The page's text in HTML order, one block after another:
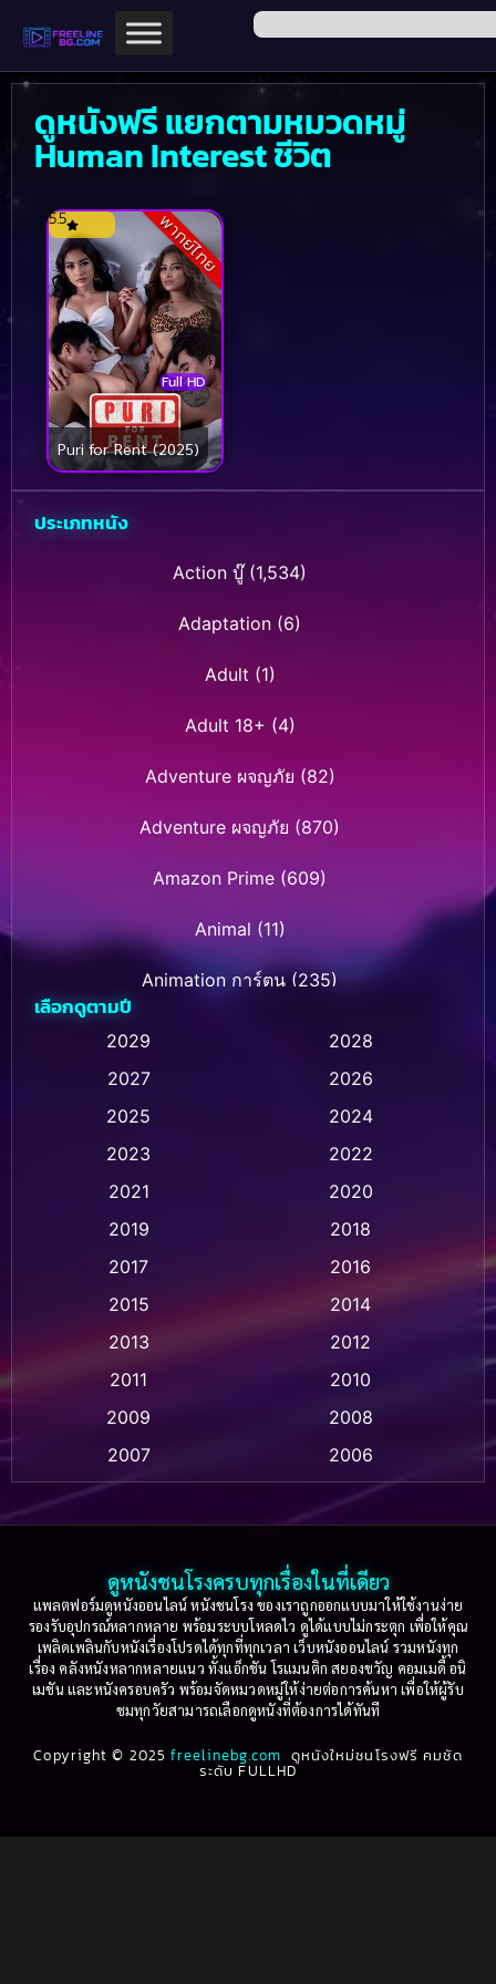
ดูหนังฟรี แยกตามหมวดหมู่
Human Interest ชีวิต
พากย์ไทย
Full HD
5.5
Puri for Rent (2025)
ประเภทหนัง
Action บู๊(1,534)
Adaptation (6)
Adult (1)
Adult 18+ (4)
Adventure ผจญภัย (82)
Adventure ผจญภัย (870)
Amazon Prime (609)
Animal (11)
Animation การ์ตูน (235)
Animation การ์ตูน (32)
Animation การ์ตูน (28)
Animation แอนิเมชัน (1)
Animation แอนิเมชั่น (1)
Based on a True Story เรื่องจริง(36)
Based on Novel(16)
Betrayal(1)
Biography(3)
Biography ชีวประวัติ (61)
เลือกดูตามปี
2029
2028
2027
2026
2025
2024
2023
2022
2021
2020
2019
2018
2017
2016
2015
2014
2013
2012
2011
2010
2009
2008
2007
2006
2005
2004
2003
2002
2001
2000
1999
1998
1997
1996
1995
1994
1993
1992
1991
1990
1987
1986
ดูหนังชนโรงครบทุกเรื่องในที่เดียว
แพลตฟอร์มดูหนังออนไลน์ หนังชนโรง ของเราถูกออกแบบมาให้ใช้งานง่าย
รองรับอุปกรณ์หลากหลาย พร้อมระบบโหลดไว ดูได้แบบไม่กระตุก เพื่อให้คุณ
เพลิดเพลินกับหนังเรื่องโปรดได้ทุกที่ทุกเวลา เว็บหนังออนไลน์ รวมหนังทุก
เรื่อง คลังหนังหลากหลายแนว ทั้งแอ็กชัน โรแมนติก สยองขวัญ คอมเมดี้ อนิ
เมชัน และหนังครอบครัว พร้อมจัดหมวดหมู่ให้ง่ายต่อการค้นหา เพื่อให้ผู้รับ
ชมทุกวัยสามารถเลือกดูหนังที่ต้องการได้ทันที
Copyright © 2025freelinebg.com ดูหนังใหม่ชนโรงฟรี คมชัด
ระดับ FULLHD